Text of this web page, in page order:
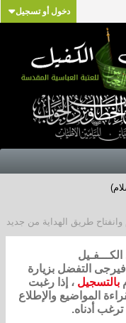
دخول أو تسجيل
وانفتاح طريق الهداية من جديد
فيرجى التفضل بزيارة
بالتسجيل ، إذا رغبت
المواضيع والإطلاع
أدناه.